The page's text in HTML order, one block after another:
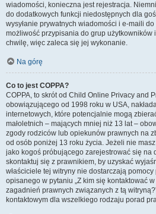
wiadomości, konieczna jest rejestracja.
do dodatkowych funkcji niedostępnych dla
wysyłanie prywatnych wiadomości i e-maili
możliwość przypisania do grup użytkowników
chwilę, więc zaleca się jej wykonanie.
Na górę
Co to jest COPPA?
COPPA, to skrót od Child Online Privacy and
obowiązującego od 1998 roku w USA,
internetowych, które potencjalnie mogą
małoletnich – mających mniej niż 13 lat –
zgody rodziców lub opiekunów prawnych na
od osób poniżej 13 roku życia. Jeżeli nie
jako kogoś próbującego zarejestrować się na
skontaktuj się z prawnikiem, by uzyskać
właściciele tej witryny nie dostarczają
opisanego w pytaniu „Z kim się kontaktować
zagadnień prawnych związanych z tą
kontaktowym dla wszelkiego rodzaju porad